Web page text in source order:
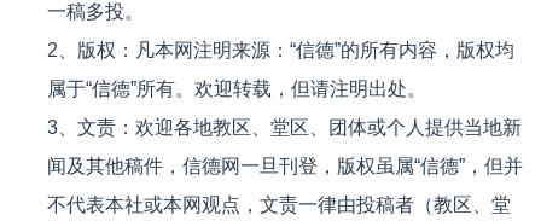
一稿多投。
2、版权：凡本网注明来源：“信德”的所有内容，版权均
属于“信德”所有。欢迎转载，但请注明出处。
3、文责：欢迎各地教区、堂区、团体或个人提供当地新
闻及其他稿件，信德网一旦刊登，版权虽属“信德”，但并
不代表本社或本网观点，文责一律由投稿者（教区、堂